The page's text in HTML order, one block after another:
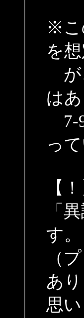
※こ
を
が
は
7-
っ
【
「
す。
（
あ
思